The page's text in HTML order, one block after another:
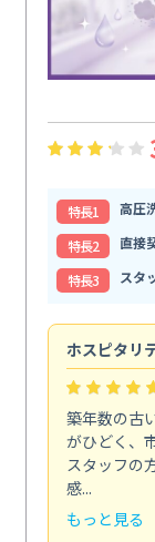
特⻑1
高圧
特⻑2
直接
特⻑3
スタ
ホスピタリ
築年数の古
がひどく、
スタッフの
感...
もっと見る